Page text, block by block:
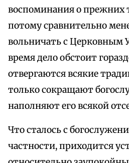
воспоминания о прежних
потому сравнительно
вольничать с Церковным
время дело обстоит
отвергаются всякие
только сокращают
наполняют его всякой
Что сталось с
частности, приходится